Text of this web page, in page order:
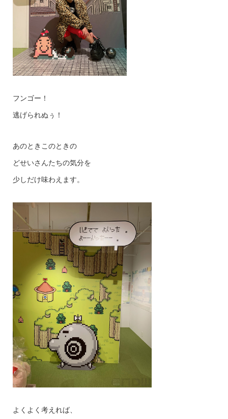
フンゴー！
逃げられぬぅ！
あのときこのときの
どせいさんたちの気分を
少しだけ味わえます。
よくよく考えれば、